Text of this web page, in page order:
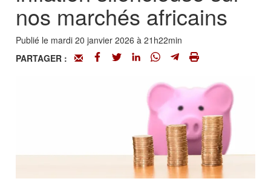
nos marchés africains
Publié le mardi 20 janvier 2026 à 21h22min
PARTAGER :